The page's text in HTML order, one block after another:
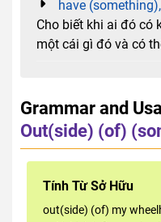
have
Cho biết khi ai đó có
một cái gì đó và có
Grammar and
Out(side) (of)
Tính Từ Sở Hữu
out(side) (of) my